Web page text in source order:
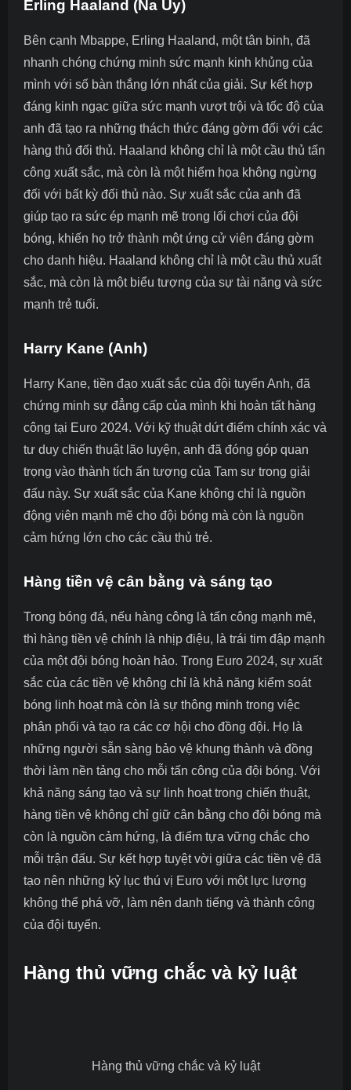
Erling Haaland (Na Uy)
Bên cạnh Mbappe, Erling Haaland, một tân binh, đã
nhanh chóng chứng minh sức mạnh kinh khủng của
mình với số bàn thắng lớn nhất của giải. Sự kết hợp
đáng kinh ngạc giữa sức mạnh vượt trội và tốc độ của
anh đã tạo ra những thách thức đáng gờm đối với các
hàng thủ đối thủ. Haaland không chỉ là một cầu thủ tấn
công xuất sắc, mà còn là một hiểm họa không ngừng
đối với bất kỳ đối thủ nào. Sự xuất sắc của anh đã
giúp tạo ra sức ép mạnh mẽ trong lối chơi của đội
bóng, khiến họ trở thành một ứng cử viên đáng gờm
cho danh hiệu. Haaland không chỉ là một cầu thủ xuất
sắc, mà còn là một biểu tượng của sự tài năng và sức
mạnh trẻ tuổi.
Harry Kane (Anh)
Harry Kane, tiền đạo xuất sắc của đội tuyển Anh, đã
chứng minh sự đẳng cấp của mình khi hoàn tất hàng
công tại Euro 2024. Với kỹ thuật dứt điểm chính xác và
tư duy chiến thuật lão luyện, anh đã đóng góp quan
trọng vào thành tích ấn tượng của Tam sư trong giải
đấu này. Sự xuất sắc của Kane không chỉ là nguồn
động viên mạnh mẽ cho đội bóng mà còn là nguồn
cảm hứng lớn cho các cầu thủ trẻ.
Hàng tiền vệ cân bằng và sáng tạo
Trong bóng đá, nếu hàng công là tấn công mạnh mẽ,
thì hàng tiền vệ chính là nhịp điệu, là trái tim đập mạnh
của một đội bóng hoàn hảo. Trong Euro 2024, sự xuất
sắc của các tiền vệ không chỉ là khả năng kiểm soát
bóng linh hoạt mà còn là sự thông minh trong việc
phân phối và tạo ra các cơ hội cho đồng đội. Họ là
những người sẵn sàng bảo vệ khung thành và đồng
thời làm nền tảng cho mỗi tấn công của đội bóng. Với
khả năng sáng tạo và sự linh hoạt trong chiến thuật,
hàng tiền vệ không chỉ giữ cân bằng cho đội bóng mà
còn là nguồn cảm hứng, là điểm tựa vững chắc cho
mỗi trận đấu. Sự kết hợp tuyệt vời giữa các tiền vệ đã
tạo nên những kỷ lục thú vị Euro với một lực lượng
không thể phá vỡ, làm nên danh tiếng và thành công
của đội tuyển.
Hàng thủ vững chắc và kỷ luật
Hàng thủ vững chắc và kỷ luật